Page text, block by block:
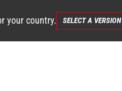
your country. SELECT A VERSION